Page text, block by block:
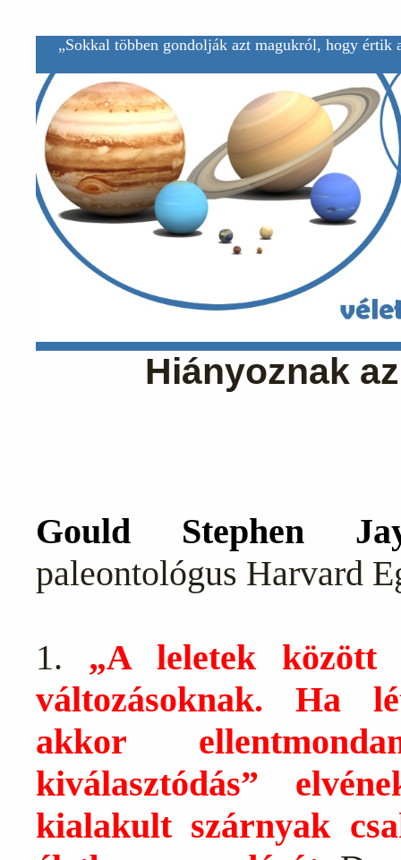
„Sokkal többen gondolják azt magukról, hogy
Hiányoznak
Gould Stephen
paleontológus Harvard
1. „A leletek között
változásoknak. Ha
akkor
kiválasztódás”
kialakult szárnyak